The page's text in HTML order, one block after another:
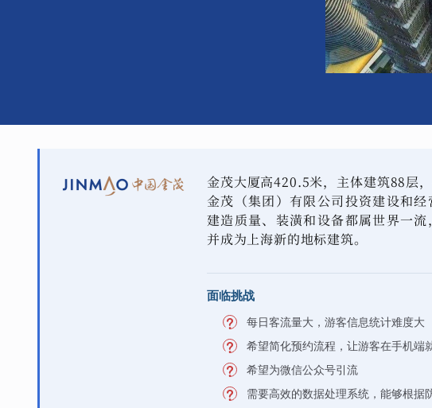
金茂大厦高420.5米，主体建筑88层
金茂（集团）有限公司投资建设和经
建造质量、装潢和设备都属世界一流
并成为上海新的地标建筑。
面临挑战
每日客流量大，游客信息统计难度大
希望简化预约流程，让游客在手机端
希望为微信公众号引流
需要高效的数据处理系统，能够根据